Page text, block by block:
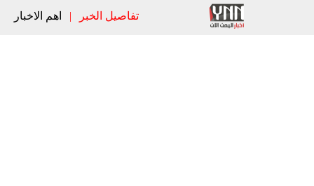
تفاصيل الخبر | اهم الاخبار